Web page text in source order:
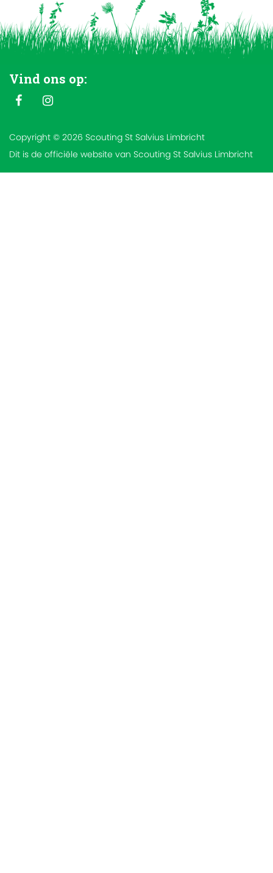
Vind ons op:
Copyright © 2026 Scouting St Salvius Limbricht
Dit is de officiële website van Scouting St Salvius Limbricht